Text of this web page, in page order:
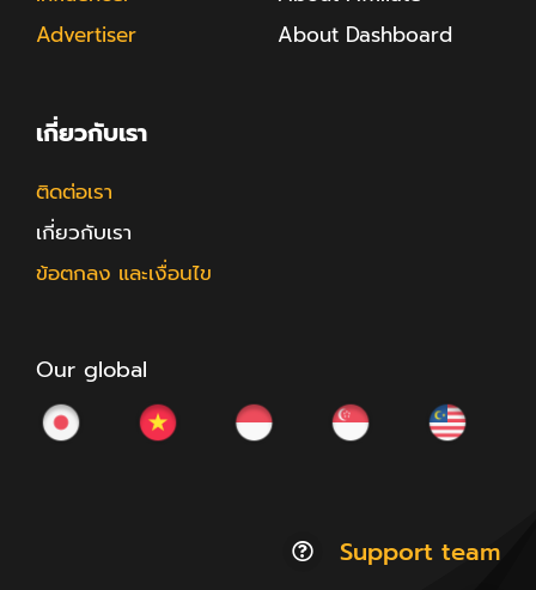
Advertiser
About Dashboard
เกี่ยวกับเรา
ติดต่อเรา
เกี่ยวกับเรา
ข้อตกลง และเงื่อนไข
Our global
Support team